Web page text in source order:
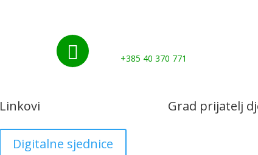
 +385 40 370 771
Linkovi
Digitalne sjednice
Grad prijatelj